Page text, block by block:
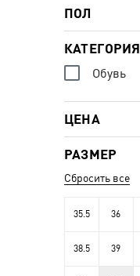
ПОЛ
КАТЕГОРИЯ
Обувь
ЦЕНА
РАЗМЕР
Сбросить все
35.5 36
38.5 39